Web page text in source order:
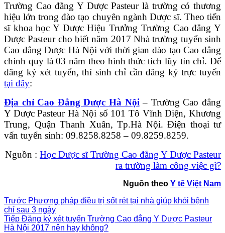
Trường Cao đẳng Y Dược Pasteur là trường có thương
hiệu lớn trong đào tạo chuyên ngành Dược sĩ. Theo tiến
sĩ khoa học Y Dược Hiệu Trưởng Trường Cao đẳng Y
Dược Pasteur cho biết năm 2017 Nhà trường tuyển sinh
Cao đẳng Dược Hà Nội với thời gian đào tạo Cao đẳng
chính quy là 03 năm theo hình thức tích lũy tín chỉ. Để
đăng ký xét tuyển, thí sinh chỉ cần đăng ký trực tuyến
tại đây:
Địa chỉ Cao Đẳng Dược Hà Nội – Trường Cao đẳng
Y Dược Pasteur Hà Nội số 101 Tô Vĩnh Diện, Khương
Trung, Quận Thanh Xuân, Tp.Hà Nội. Điện thoại tư
vấn tuyển sinh: 09.8258.8258 – 09.8259.8259.
Nguồn : Học Dược sĩ Trường Cao đẳng Y Dược Pasteur
ra trường làm công việc gì?
Nguồn theo Y tế Việt Nam
Trước Phương pháp điều trị sốt rét tại nhà giúp khỏi bệnh
chỉ sau 3 ngày
Tiếp Đăng ký xét tuyển Trường Cao đẳng Y Dược Pasteur
Hà Nội 2017 nên hay không?